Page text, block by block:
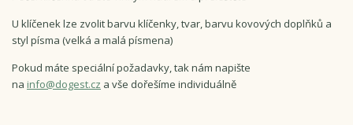
U klíčenek lze zvolit barvu klíčenky, tvar, barvu kovových doplňků a
styl písma (velká a malá písmena)
Pokud máte speciální požadavky, tak nám napište
na info@dogest.cz a vše dořešíme individuálně